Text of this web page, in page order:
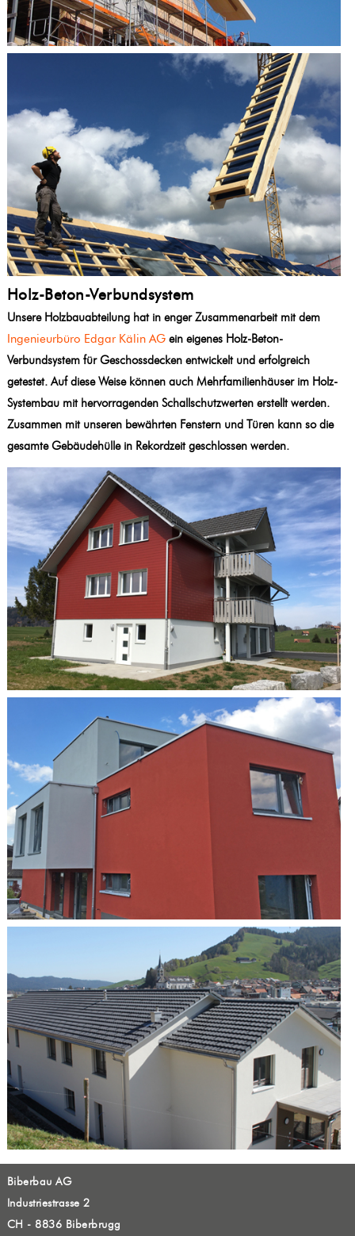
Holz-Beton-Verbundsystem
Unsere Holzbauabteilung hat in enger Zusammenarbeit mit dem
Ingenieurbüro Edgar Kälin AGein eigenes Holz-Beton-
Verbundsystem für Geschossdecken entwickelt und erfolgreich
getestet. Auf diese Weise können auch Mehrfamilienhäuser im Holz-
Systembau mit hervorragenden Schallschutzwerten erstellt werden.
Zusammen mit unseren bewährten Fenstern und Türen kann so die
gesamte Gebäudehülle in Rekordzeit geschlossen werden.
Biberbau AG
Industriestrasse 2
CH - 8836 Biberbrugg